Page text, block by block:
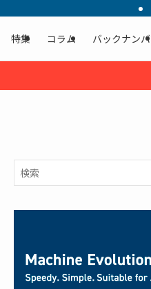
特集 コラム バックナンバ